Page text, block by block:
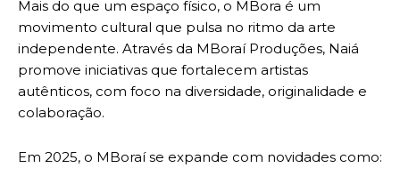
Mais do que um espaço físico, o MBora é um
movimento cultural que pulsa no ritmo da arte
independente. Através da MBoraí Produções, Naiá
promove iniciativas que fortalecem artistas
autênticos, com foco na diversidade, originalidade e
colaboração.
Em 2025, o MBoraí se expande com novidades como: